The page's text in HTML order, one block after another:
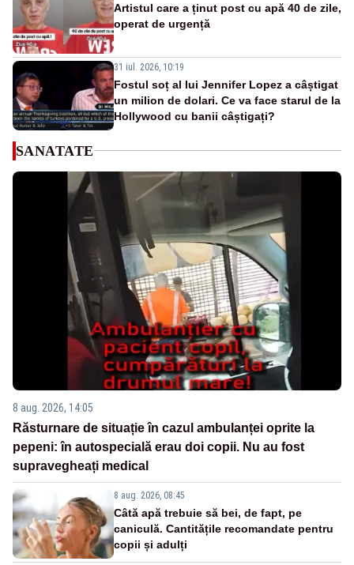
Artistul care a ținut post cu apă 40 de zile,
operat de urgență
31 iul. 2026, 10:19
Fostul soț al lui Jennifer Lopez a câștigat
un milion de dolari. Ce va face starul de la
Hollywood cu banii câștigați?
SANATATE
8 aug. 2026, 14:05
Răsturnare de situație în cazul ambulanței oprite la
pepeni: în autospecială erau doi copii. Nu au fost
supravegheați medical
8 aug. 2026, 08:45
Câtă apă trebuie să bei, de fapt, pe
caniculă. Cantitățile recomandate pentru
copii și adulți